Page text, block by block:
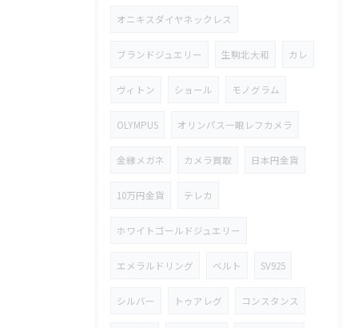
オニキスダイヤネックレス
ブランドジュエリー 生駒北大和 カレ
ヴィトン ショール モノグラム
OLYMPUS オリンパス一眼レフカメラ
金縁メガネ カメラ買取 日本円金貨
10万円金貨 テレカ
ホワイトゴールドジュエリー
エメラルドリング ベルト SV925
シルバー トゥアレグ コンスタンス